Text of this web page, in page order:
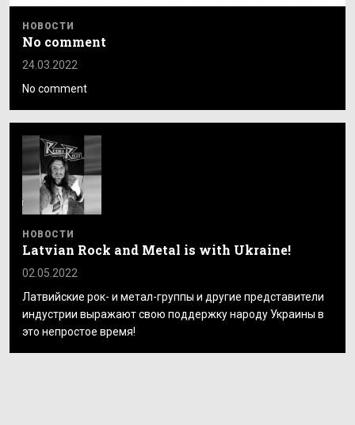
НОВОСТИ
No comment
24.03.2022
No comment
НОВОСТИ
Latvian Rock and Metal is with Ukraine!
02.05.2022
Латвийские рок- и метал-группы и другие представители
индустрии выражают свою поддержку народу Украины в
это непростое время!